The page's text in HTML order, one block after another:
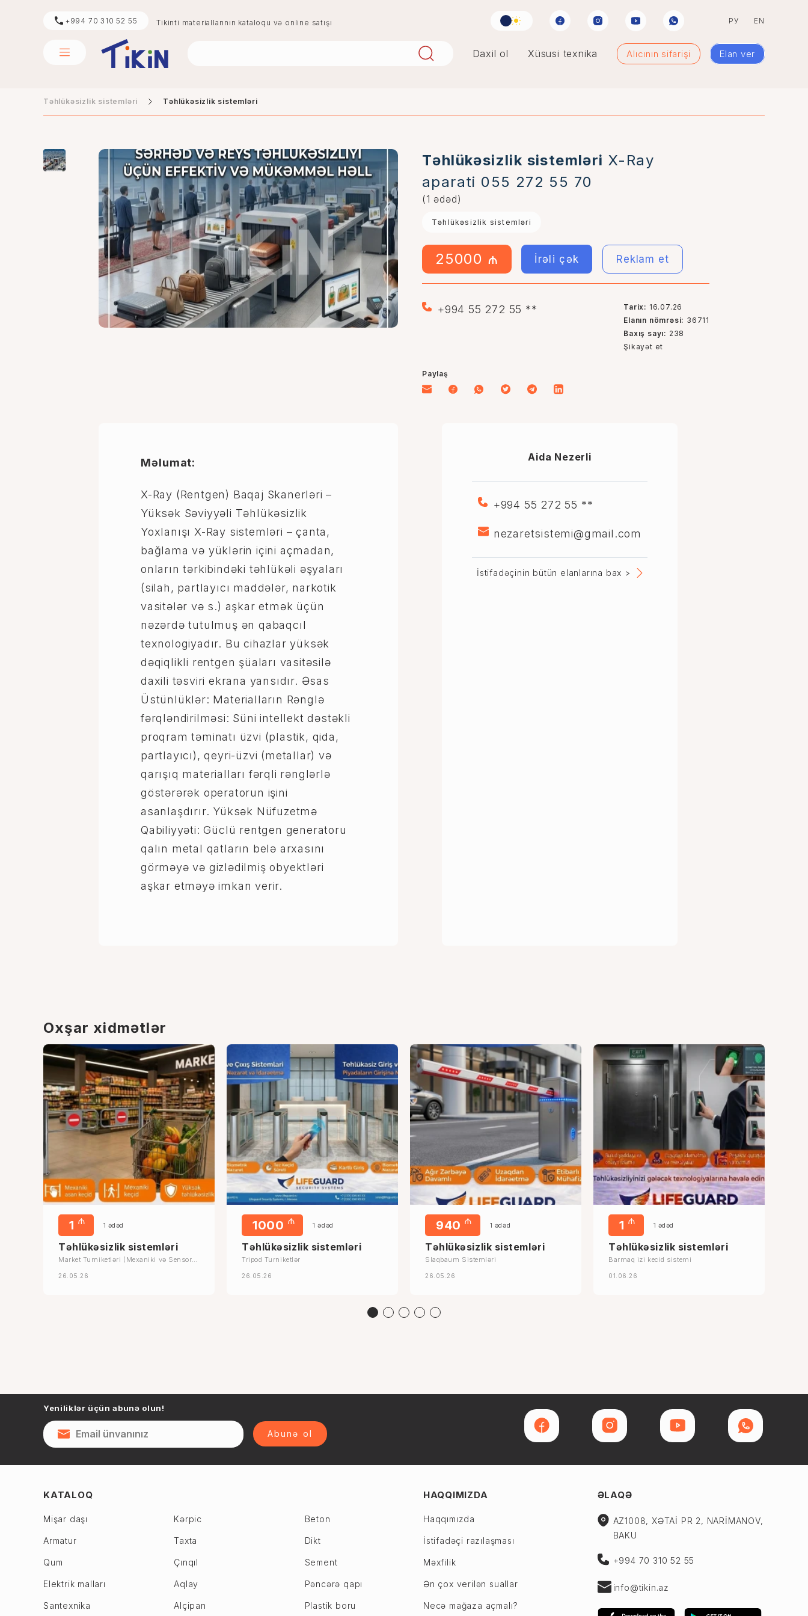
+994 70 310 52 55 Tikinti materiallarının kataloqu və online satışı РУ EN
mərmər digər penoplast
Daxil ol Xüsusi texnika Alıcının sifarişi Elan ver
Təhlükəsizlik sistemləri Təhlükəsizlik sistemləri
Təhlükəsizlik sistemləri X-Ray
aparati 055 272 55 70
(1 ədəd)
Təhlükəsizlik sistemləri
25000 ₼ İrəli çək Reklam et
+994 55 272 55 ** Tarix: 16.07.26
Elanın nömrəsi: 36711
Baxış sayı: 238
Şikayət et
Paylaş
Məlumat:
X-Ray (Rentgen) Baqaj Skanerləri –
Yüksək Səviyyəli Təhlükəsizlik
Yoxlanışı X-Ray sistemləri – çanta,
bağlama və yüklərin içini açmadan,
onların tərkibindəki təhlükəli əşyaları
(silah, partlayıcı maddələr, narkotik
vasitələr və s.) aşkar etmək üçün
nəzərdə tutulmuş ən qabaqcıl
texnologiyadır. Bu cihazlar yüksək
dəqiqlikli rentgen şüaları vasitəsilə
daxili təsviri ekrana yansıdır. Əsas
Üstünlüklər: Materialların Rənglə
fərqləndirilməsi: Süni intellekt dəstəkli
proqram təminatı üzvi (plastik, qida,
partlayıcı), qeyri-üzvi (metallar) və
qarışıq materialları fərqli rənglərlə
göstərərək operatorun işini
asanlaşdırır. Yüksək Nüfuzetmə
Qabiliyyəti: Güclü rentgen generatoru
qalın metal qatların belə arxasını
görməyə və gizlədilmiş obyektləri
aşkar etməyə imkan verir.
Aida Nezerli
+994 55 272 55 **
nezaretsistemi@gmail.com
İstifadəçinin bütün elanlarına bax >
Oxşar xidmətlər
1 ₼ 1 ədəd
Təhlükəsizlik sistemləri
Market Turniketləri (Mexaniki və Sensorlu
26.05.26
1000 ₼ 1 ədəd
Təhlükəsizlik sistemləri
Tripod Turniketlər
26.05.26
940 ₼ 1 ədəd
Təhlükəsizlik sistemləri
Slaqbaum Sistemləri
26.05.26
1 ₼ 1 ədəd
Təhlükəsizlik sistemləri
Barmaq izi kecid sistemi
01.06.26
Yeniliklər üçün abunə olun!
Abunə ol
KATALOQ
Mişar daşı Kərpic Beton
Armatur Taxta Dikt
Qum Çınqıl Sement
Elektrik malları Aqlay Pəncərə qapı
Santexnika Alçipan Plastik boru
HAQQIMIZDA
Haqqımızda
İstifadəçi razılaşması
Məxfilik
Ən çox verilən suallar
Necə mağaza açmalı?
ƏLAQƏ
AZ1008, XƏTAİ PR 2, NARİMANOV,
BAKU
+994 70 310 52 55
info@tikin.az